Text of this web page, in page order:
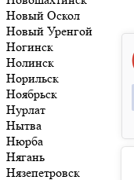
Новый Оскол
Новый Уренгой
Ногинск
Нолинск
Норильск
Ноябрьск
Нурлат
Нытва
Нюрба
Нягань
Нязепетровск